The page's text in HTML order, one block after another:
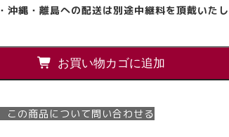
沖縄・離島への配送は別途中継料を頂戴いたし
お買い物カゴに追加
この商品について問い合わせる